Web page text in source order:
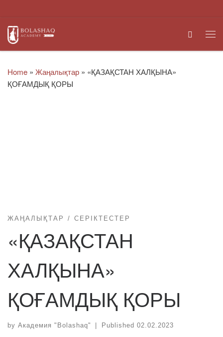
Search
Home » Жаңалықтар » «ҚАЗАҚСТАН ХАЛҚЫНА»
ҚОҒАМДЫҚ ҚОРЫ
ЖАҢАЛЫҚТАР СЕРІКТЕСТЕР
«ҚАЗАҚСТАН
ХАЛҚЫНА»
ҚОҒАМДЫҚ ҚОРЫ
by Академия "Bolashaq" | Published 02.02.2023